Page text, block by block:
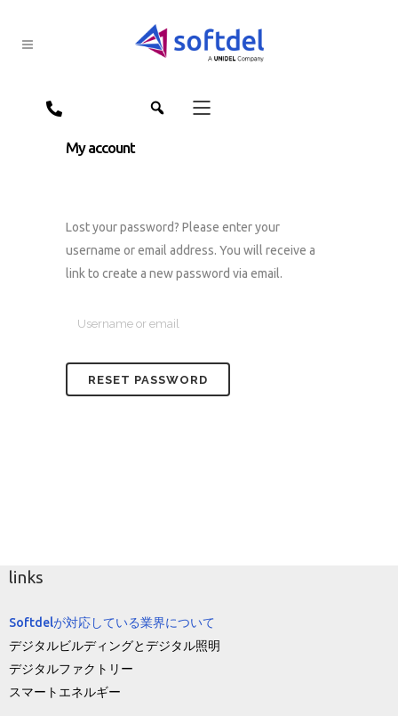
My account
Lost your password? Please enter your
username or email address. You will receive a
link to create a new password via email.
links
Softdelが対応している業界について
デジタルビルディングとデジタル照明
デジタルファクトリー
スマートエネルギー